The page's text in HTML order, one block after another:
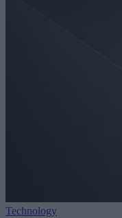
Technology